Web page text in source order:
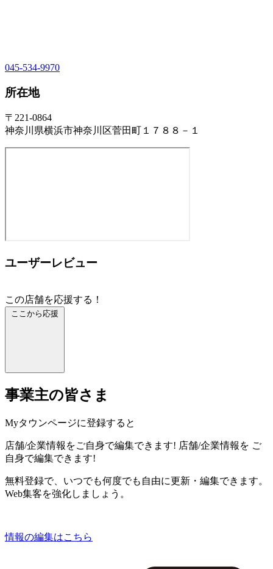
045-534-9970
所在地
〒221-0864
神奈川県横浜市神奈川区菅田町１７８８－１
ユーザーレビュー
この店舗を応援する！
ここから応援
事業主の皆さま
Myタウンページに登録すると
店舗/企業情報をご自身で編集できます! 店舗/企業情報を ご
自身で編集できます!
無料登録で、いつでも何度でも自由に更新・編集できます。
Web集客を強化しましょう。
情報の編集はこちら